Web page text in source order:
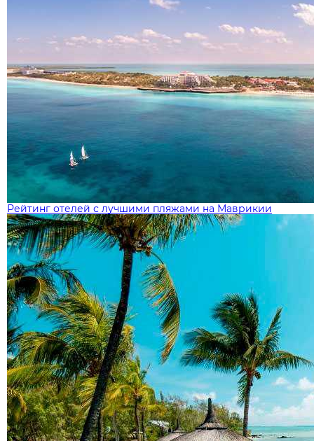
Рейтинг отелей с лучшими пляжами на Маврикии